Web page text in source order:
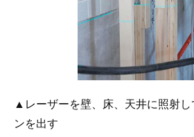
▲レーザーを壁、床、天井に照射し
ンを出す